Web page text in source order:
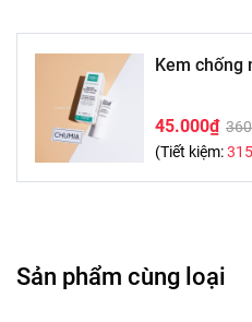
Kem chống
45.000₫
(Tiết kiệm:
Sản phẩm cùng loại